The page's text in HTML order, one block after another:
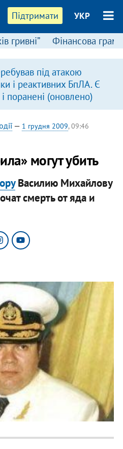
Підтримати УКР
гривні” Фінансова
під атакою
і реактивних БпЛА. Є
поранені (оновлено)
— 1 грудня 2009, 09:46
могут убить
Василию Михайлову
смерть от яда и